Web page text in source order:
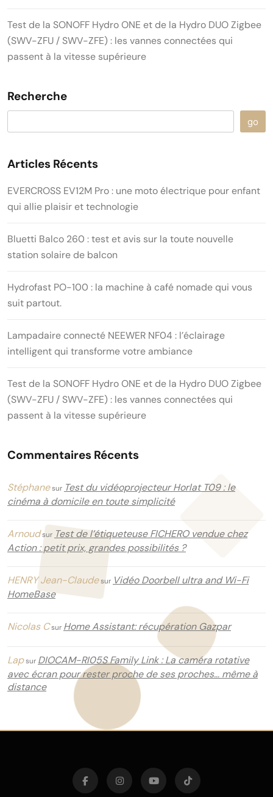
Test de la SONOFF Hydro ONE et de la Hydro DUO Zigbee
(SWV-ZFU / SWV-ZFE) : les vannes connectées qui
passent à la vitesse supérieure
Recherche
go
Articles Récents
EVERCROSS EV12M Pro : une moto électrique pour enfant
qui allie plaisir et technologie
Bluetti Balco 260 : test et avis sur la toute nouvelle
station solaire de balcon
Hydrofast PO-100 : la machine à café nomade qui vous
suit partout.
Lampadaire connecté NEEWER NF04 : l’éclairage
intelligent qui transforme votre ambiance
Test de la SONOFF Hydro ONE et de la Hydro DUO Zigbee
(SWV-ZFU / SWV-ZFE) : les vannes connectées qui
passent à la vitesse supérieure
Commentaires Récents
Stéphanesur Test du vidéoprojecteur Horlat T09 : le
cinéma à domicile en toute simplicité
Arnoudsur Test de l’étiqueteuse FICHERO vendue chez
Action : petit prix, grandes possibilités ?
HENRY Jean-Claudesur Vidéo Doorbell ultra and Wi-Fi
HomeBase
Nicolas Csur Home Assistant: récupération Gazpar
Lapsur DIOCAM-RI05S Family Link : La caméra rotative
avec écran pour rester proche de ses proches… même à
distance